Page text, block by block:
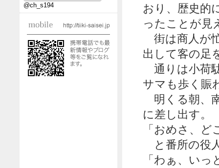
おり、歴史的
ったことが見
街は商人が
出して客の足
通りは小荷
サマも歩く賑
明くる朝、
に差し出す。
「おめさ、
と番所の役
「わぁ、い
@ch_s194